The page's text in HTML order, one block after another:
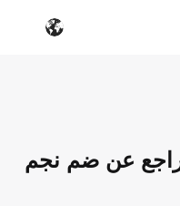
عن ضم نجم